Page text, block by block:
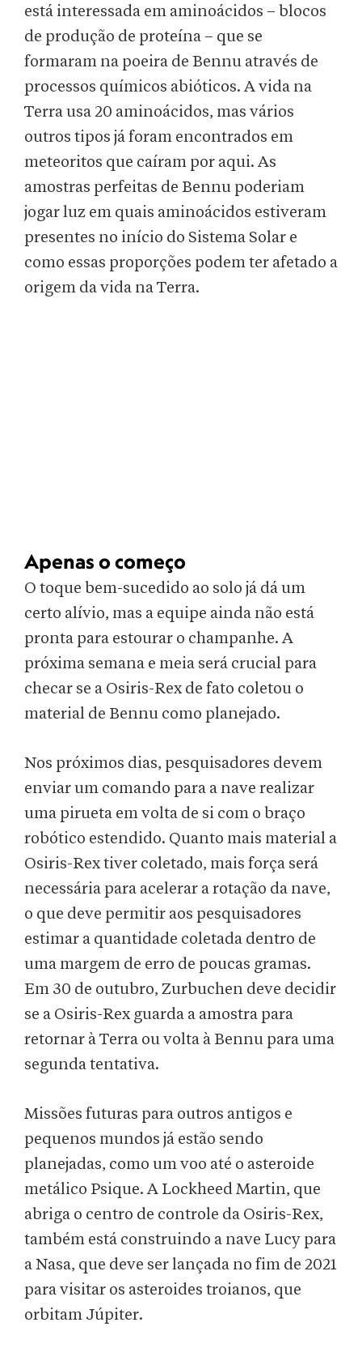
está interessada em aminoácidos – blocos
de produção de proteína – que se
formaram na poeira de Bennu através de
processos químicos abióticos. A vida na
Terra usa 20 aminoácidos, mas vários
outros tipos já foram encontrados em
meteoritos que caíram por aqui. As
amostras perfeitas de Bennu poderiam
jogar luz em quais aminoácidos estiveram
presentes no início do Sistema Solar e
como essas proporções podem ter afetado a
origem da vida na Terra.
Apenas o começo
O toque bem-sucedido ao solo já dá um
certo alívio, mas a equipe ainda não está
pronta para estourar o champanhe. A
próxima semana e meia será crucial para
checar se a Osiris-Rex de fato coletou o
material de Bennu como planejado.
Nos próximos dias, pesquisadores devem
enviar um comando para a nave realizar
uma pirueta em volta de si com o braço
robótico estendido. Quanto mais material a
Osiris-Rex tiver coletado, mais força será
necessária para acelerar a rotação da nave,
o que deve permitir aos pesquisadores
estimar a quantidade coletada dentro de
uma margem de erro de poucas gramas.
Em 30 de outubro, Zurbuchen deve decidir
se a Osiris-Rex guarda a amostra para
retornar à Terra ou volta à Bennu para uma
segunda tentativa.
Missões futuras para outros antigos e
pequenos mundos já estão sendo
planejadas, como um voo até o asteroide
metálico Psique. A Lockheed Martin, que
abriga o centro de controle da Osiris-Rex,
também está construindo a nave Lucy para
a Nasa, que deve ser lançada no fim de 2021
para visitar os asteroides troianos, que
orbitam Júpiter.